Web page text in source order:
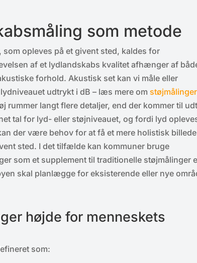
som metode
som opleves på et givent sted, kaldes for
af et lydlandskabs kvalitet afhænger af
forhold. Akustisk set kan vi måle eller
udtrykt i dB – læs mere om støjmålinger
rummer langt flere detaljer, end der kommer til
tal for lyd- eller støjniveauet, og fordi lyd
der være behov for at få et mere holistisk
sted. I det tilfælde kan kommuner bruge
som et supplement til traditionelle støjmålinger
skal planlægge for eksisterende eller nye
højde for menneskets
som: